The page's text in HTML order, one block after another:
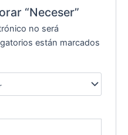
“Neceser”
no será
están marcados